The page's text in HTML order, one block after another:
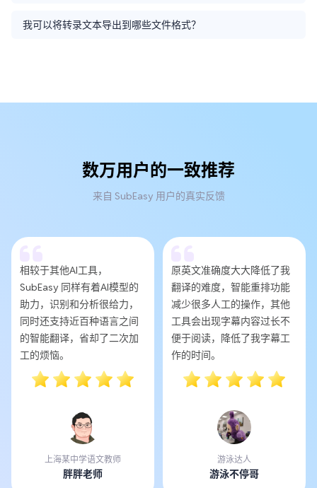
我可以将转录文本导出到哪些文件格式？
数万用户的一致推荐
来自 SubEasy 用户的真实反馈
相较于其他AI工具，
SubEasy 同样有着AI模型的
助力，识别和分析很给力，
同时还支持近百种语言之间
的智能翻译，省却了二次加
工的烦恼。
上海某中学语文教师
胖胖老师
原英文准确度大大降低了我
翻译的难度，智能重排功能
减少很多人工的操作，其他
工具会出现字幕内容过长不
便于阅读，降低了我字幕工
作的时间。
游泳达人
游泳不停哥